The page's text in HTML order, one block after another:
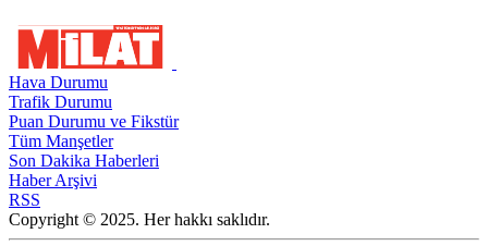
Hava Durumu
Trafik Durumu
Puan Durumu ve Fikstür
Tüm Manşetler
Son Dakika Haberleri
Haber Arşivi
RSS
Copyright © 2025. Her hakkı saklıdır.